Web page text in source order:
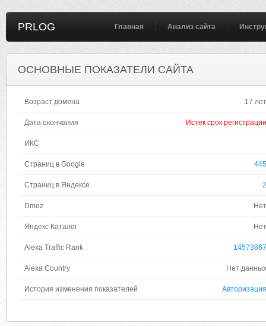
PRLOG Главная Анализ сайта
ОСНОВНЫЕ ПОКАЗАТЕЛИ САЙТА
Возраст домена 17 лет
Дата окончания Истек срок регистрации
ИКС
Страниц в Google 445
Страниц в Яндексе 2
Dmoz Нет
Яндекс Каталог Нет
Alexa Traffic Rank 14573867
Alexa Country Нет данных
История изменения показателей Авторизация